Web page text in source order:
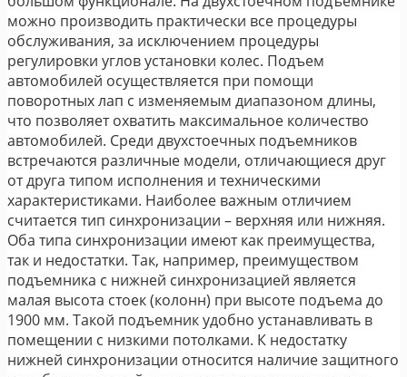
можно производить практически все процедуры
обслуживания, за исключением процедуры
регулировки углов установки колес. Подъем
автомобилей осуществляется при помощи
поворотных лап с изменяемым диапазоном длины,
что позволяет охватить максимальное количество
автомобилей. Среди двухстоечных подъемников
встречаются различные модели, отличающиеся друг
от друга типом исполнения и техническими
характеристиками. Наиболее важным отличием
считается тип синхронизации – верхняя или нижняя.
Оба типа синхронизации имеют как преимущества,
так и недостатки. Так, например, преимуществом
подъемника с нижней синхронизацией является
малая высота стоек (колонн) при высоте подъема до
1900 мм. Такой подъемник удобно устанавливать в
помещении с низкими потолками. К недостатку
нижней синхронизации относится наличие защитного